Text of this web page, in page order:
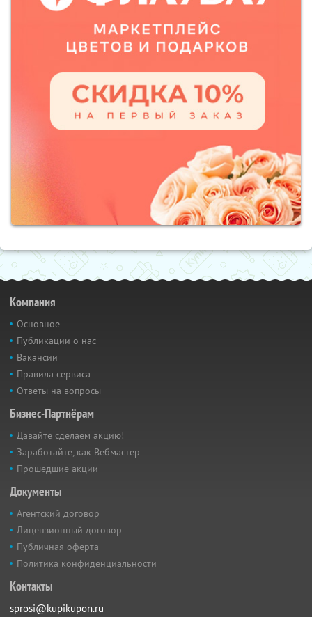
Компания
Основное
Публикации о нас
Вакансии
Правила сервиса
Ответы на вопросы
Бизнес-Партнёрам
Давайте сделаем акцию!
Заработайте, как Вебмастер
Прошедшие акции
Документы
Агентский договор
Лицензионный договор
Публичная оферта
Политика конфиденциальности
Контакты
sprosi@kupikupon.ru